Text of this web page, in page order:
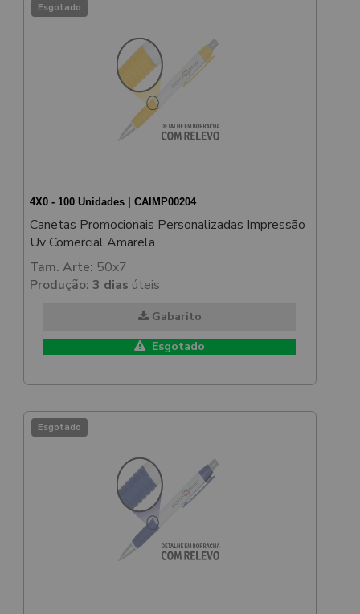
Esgotado
4X0 - 100 Unidades | CAIMP00204
Canetas Promocionais Personalizadas Impressão
Uv Comercial Amarela
Tam. Arte: 50x7
Produção: 3 dias úteis
Gabarito
Esgotado
Esgotado